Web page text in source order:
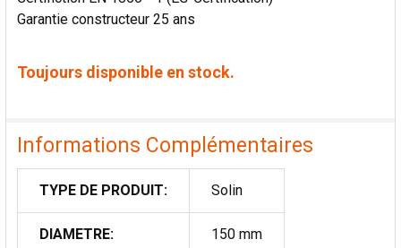
Garantie constructeur 25 ans
Toujours disponible en stock.
Informations Complémentaires
TYPE DE PRODUIT: Solin
DIAMETRE: 150 mm